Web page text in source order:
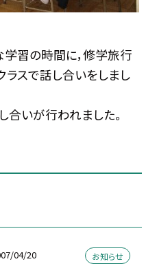
学習の時間に，修学旅行
スで話し合いをしまし
合いが行われました。
04/20 お知らせ